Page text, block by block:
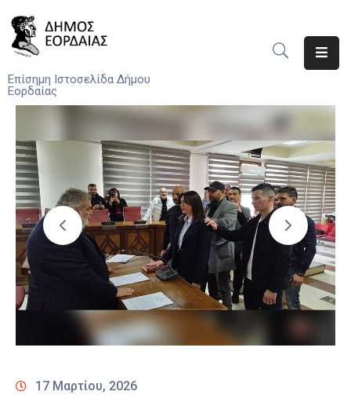
Επίσημη Ιστοσελίδα Δήμου
Εορδαίας
Ο
Νέα
Υπηρεσίες
Του
Δήμου
Προσκλήσεις
Αποφάσεις
17 Μαρτίου, 2026